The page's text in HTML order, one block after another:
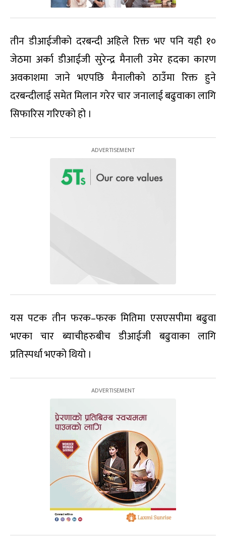
तीन डीआईजीको दरबन्दी अहिले रिक्त भए पनि यही १०
जेठमा अर्का डीआईजी सुरेन्द्र मैनाली उमेर हदका कारण
अवकाशमा जाने भएपछि मैनालीको ठाउँमा रिक्त हुने
दरबन्दीलाई समेत मिलान गरेर चार जनालाई बढुवाका लागि
सिफारिस गरिएको हो ।
यस पटक तीन फरक–फरक मितिमा एसएसपीमा बढुवा
भएका चार ब्याचीहरुबीच डीआईजी बढुवाका लागि
प्रतिस्पर्धा भएको थियो ।